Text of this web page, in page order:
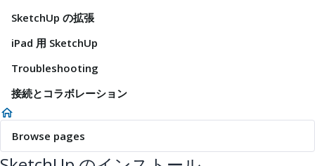
SketchUp の拡張
iPad 用 SketchUp
Troubleshooting
接続とコラボレーション
Browse pages